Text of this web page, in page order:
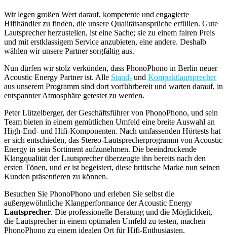
Wir legen großen Wert darauf, kompetente und engagierte
Hifihändler zu finden, die unsere Qualitätsansprüche erfüllen. Gute
Lautsprecher herzustellen, ist eine Sache; sie zu einem fairen Preis
und mit erstklassigem Service anzubieten, eine andere. Deshalb
wählen wir unsere Partner sorgfältig aus.
Nun dürfen wir stolz verkünden, dass PhonoPhono in Berlin neuer
Acoustic Energy Partner ist. Alle Stand- und Kompaktlautsprecher
aus unserem Programm sind dort vorführbereit und warten darauf, in
entspannter Atmosphäre getestet zu werden.
Peter Lützelberger, der Geschäftsführer von PhonoPhono, und sein
Team bieten in einem gemütlichen Umfeld eine breite Auswahl an
High-End- und Hifi-Komponenten. Nach umfassenden Hörtests hat
er sich entschieden, das Stereo-Lautsprecherprogramm von Acoustic
Energy in sein Sortiment aufzunehmen. Die beeindruckende
Klangqualität der Lautsprecher überzeugte ihn bereits nach den
ersten Tönen, und er ist begeistert, diese britische Marke nun seinen
Kunden präsentieren zu können.
Besuchen Sie PhonoPhono und erleben Sie selbst die
außergewöhnliche Klangperformance der Acoustic Energy
Lautsprecher. Die professionelle Beratung und die Möglichkeit,
die Lautsprecher in einem optimalen Umfeld zu testen, machen
PhonoPhono zu einem idealen Ort für Hifi-Enthusiasten.